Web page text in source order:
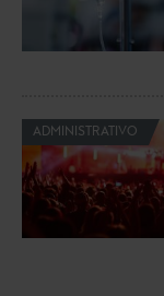
ADMINISTRATIVO